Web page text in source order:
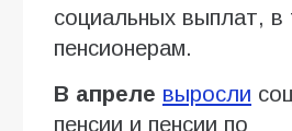
социальных выплат, в
пенсионерам.
В апреле выросли
пенсии и пенсии по